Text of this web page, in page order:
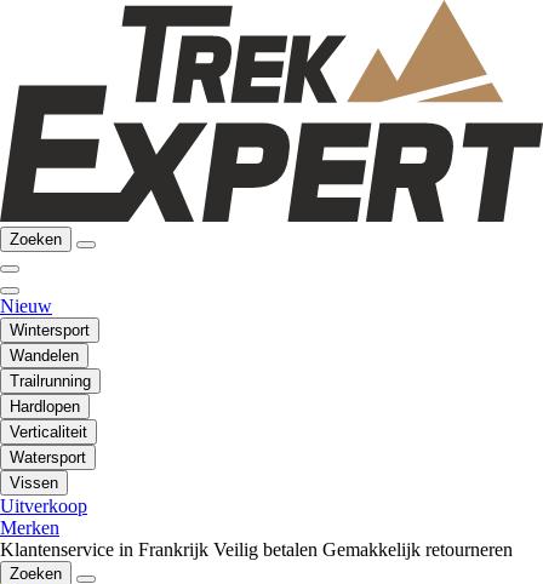
Zoeken
Nieuw
Wintersport
Wandelen
Trailrunning
Hardlopen
Verticaliteit
Watersport
Vissen
Uitverkoop
Merken
Klantenservice in Frankrijk Veilig betalen Gemakkelijk retourneren
Zoeken